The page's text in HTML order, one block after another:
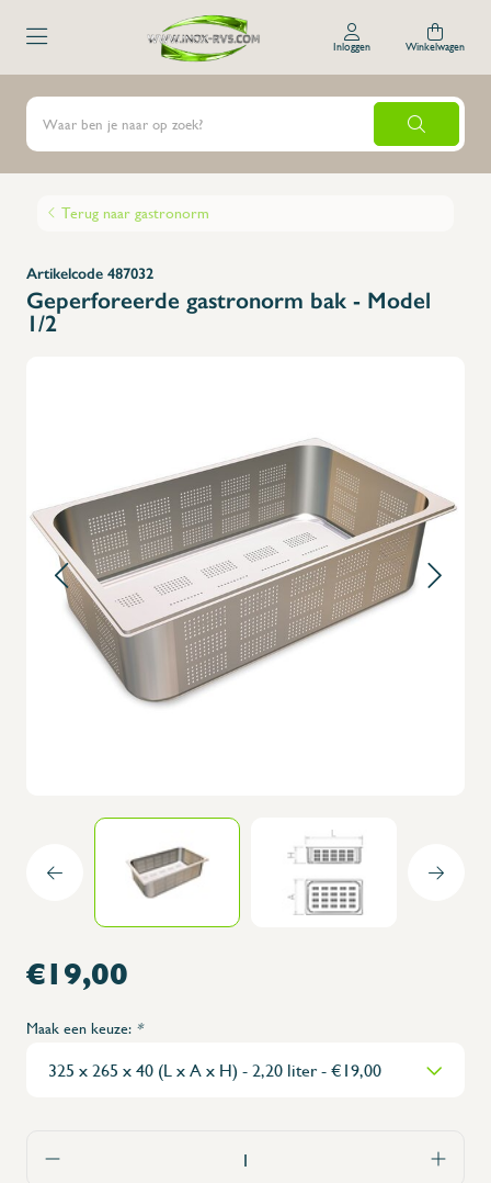
Inloggen Winkelwagen
Terug naar gastronorm
Artikelcode 487032
Geperforeerde gastronorm bak - Model
1/2
€19,00
Maak een keuze: *